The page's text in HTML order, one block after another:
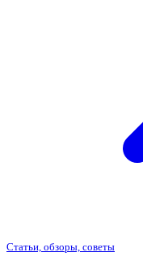
Статьи, обзоры, советы